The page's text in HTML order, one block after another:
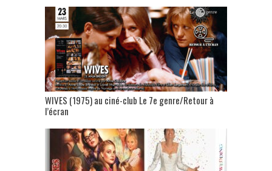
WIVES (1975) au ciné-club Le 7e genre/Retour à
l’écran